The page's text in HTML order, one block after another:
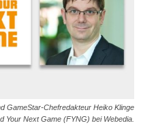
GameStar-Chefredakteur Heiko Klinge
Your Next Game (FYNG) bei Webedia.